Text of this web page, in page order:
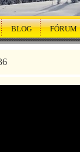
BLOG FÓRUM